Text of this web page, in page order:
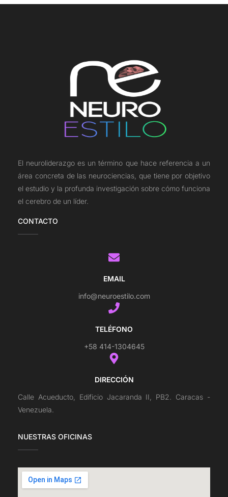
El neuroliderazgo es un término que hace referencia a un
área concreta de las neurociencias, que tiene por objetivo
el estudio y la profunda investigación sobre cómo funciona
el cerebro de un líder.
CONTACTO
EMAIL
info@neuroestilo.com
TELÉFONO
+58 414-1304645
DIRECCIÓN
Calle Acueducto, Edificio Jacaranda II, PB2. Caracas -
Venezuela.
NUESTRAS OFICINAS